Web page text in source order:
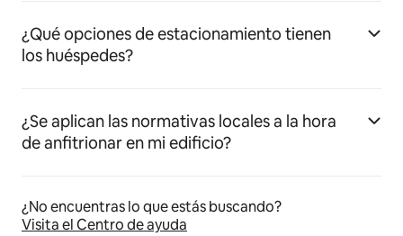
¿Qué opciones de estacionamiento tienen
los huéspedes?
¿Se aplican las normativas locales a la hora
de anfitrionar en mi edificio?
¿No encuentras lo que estás buscando?
Visita el Centro de ayuda